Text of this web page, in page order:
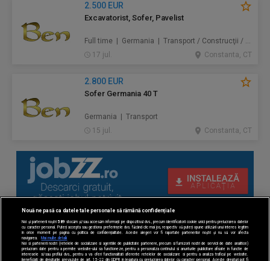
2.500 EUR
Excavatorist, Sofer, Pavelist
Full time | Germania | Transport / Construcţii / Amenajări
17 jul.
Constanta, CT
2.800 EUR
Sofer Germania 40 T
Germania | Transport
15 jul.
Constanta, CT
Nouă ne pasă ca datele tale personale să rămână confidențiale
Noi și partenerii noștri 589 stocăm și/sau accesăm informații pe dispozitivul dvs., precum identificatorii cookie unici pentru prelucrarea datelor
cu caracter personal. Puteți accepta sau gestiona preferințele dvs. făcând clic mai jos, respectiv vă puteți opune utilizării unui interes legitim
în orice moment pe pagina cu politica de confidențialitate. Aceste alegeri vor fi raportate partenerilor noștri și nu vă vor afecta
navigarea.
Mai multe detalii
Noi si partenerii nostri (retelele de socializare si agentiile de publicitate partenere, precum si furnizorii nostri de servicii de date analitice)
prelucram date pentru a permite website-ului sa functioneze, pentru a personaliza continutul si anunturile publicitare afisate in functie de
interesele si/sau profilul dvs., pentru a va oferi functionalitati aferente retelelor de socializare si pentru a analiza traficul pe website.
Beneficiati de drepturile prevazute de art. 15-22 din GDPR in legatura cu prelucrarea datelor cu caracter personal. Aceste drepturi pot fi